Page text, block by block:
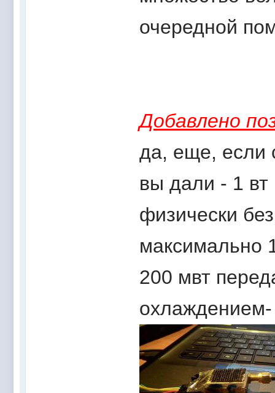
очередной
Добавлено
да, еще, если
вы дали - 1 вт
физически
максимально
200 мвт
охлаждением-